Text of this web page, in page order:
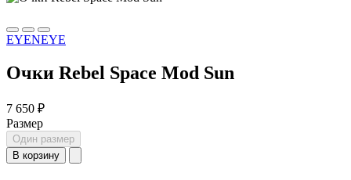
EYENEYE
Очки Rebel Space Mod Sun
7 650 ₽
Размер
Один размер
В корзину